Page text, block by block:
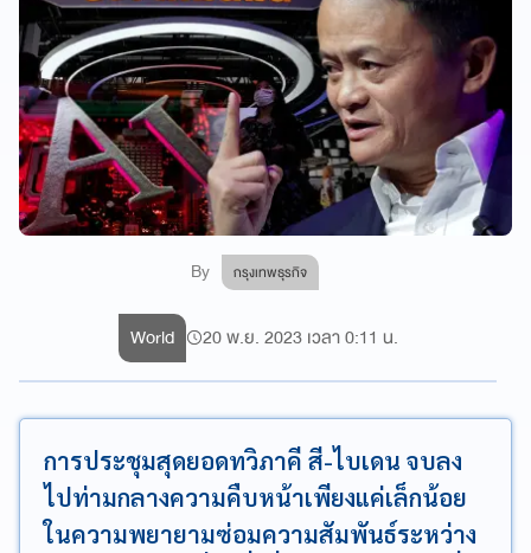
By กรุงเทพธุรกิจ
World 20 พ.ย. 2023 เวลา 0:11 น.
การประชุมสุดยอดทวิภาคี สี-ไบเดน จบลง
ไปท่ามกลางความคืบหน้าเพียงแค่เล็กน้อย
ในความพยายามซ่อมความสัมพันธ์ระหว่าง